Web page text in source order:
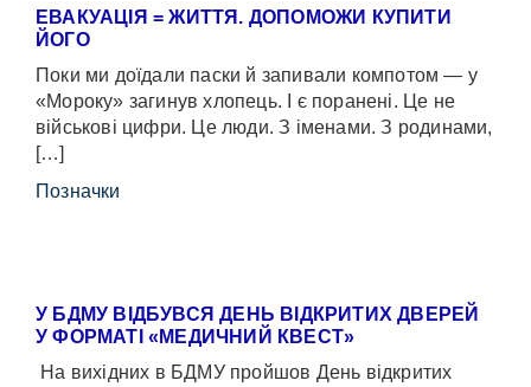
ЕВАКУАЦІЯ = ЖИТТЯ. ДОПОМОЖИ КУПИТИ
ЙОГО
Поки ми доїдали паски й запивали компотом — у
«Мороку» загинув хлопець. І є поранені. Це не
військові цифри. Це люди. З іменами. З родинами,
[…]
Позначки
У БДМУ ВІДБУВСЯ ДЕНЬ ВІДКРИТИХ ДВЕРЕЙ
У ФОРМАТІ «МЕДИЧНИЙ КВЕСТ»
На вихідних в БДМУ пройшов День відкритих